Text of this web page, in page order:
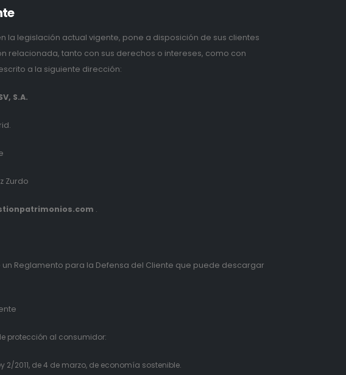
la legislación actual vigente, pone a disposición de sus clientes
relacionada, tanto con sus derechos o intereses, como con
a la siguiente dirección:
S.A.
Zurdo
.
Reglamento para la Defensa del Cliente que puede descargar
protección al consumidor:
2011, de 4 de marzo, de economía sostenible.